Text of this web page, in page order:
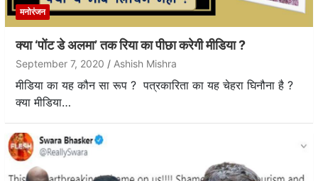
मनोरंजन
क्या ‘पोंट डे अलमा’ तक रिया का पीछा करेगी मीडिया ?
September 7, 2020 Ashish Mishra
मीडिया का यह कौन सा रूप ? पत्रकारिता का यह चेहरा घिनौना है ?
क्या मीडिया…